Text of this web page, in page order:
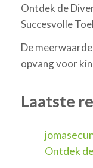
Ontdek de
Succesvolle
De
opvang voor
Laatste
Ontdek